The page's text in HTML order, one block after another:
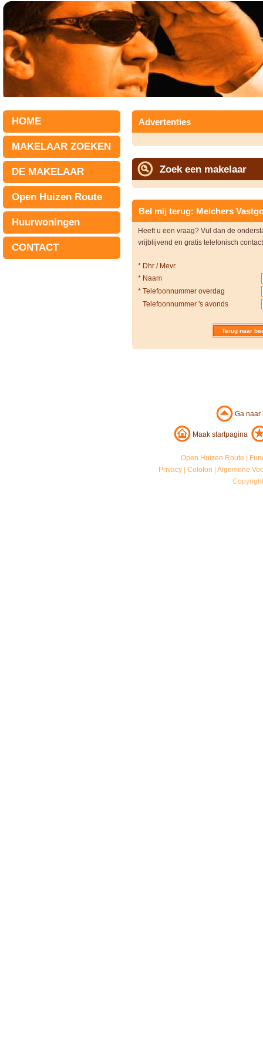
HOME
MAKELAAR ZOEKEN
DE MAKELAAR
Open Huizen Route
Huurwoningen
CONTACT
Advertenties
Zoek een makelaar
Bel mij terug: Melchers
Heeft u een vraag? Vul dan de
vrijblijvend en gratis telefonisch
* Dhr / Mevr.
* Naam
* Telefoonnummer overdag
Telefoonnummer 's avonds
Terug naar
Ga
Maak startpagina
Open Huizen Route
Privacy |Colofon |Algemene